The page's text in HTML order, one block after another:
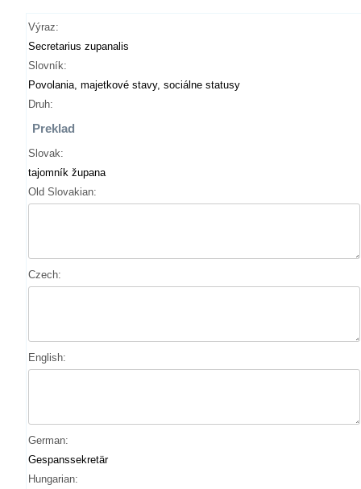
Výraz:
Secretarius zupanalis
Slovník:
Povolania, majetkové stavy, sociálne statusy
Druh:
Preklad
Slovak:
tajomník župana
Old Slovakian:
Czech:
English:
German:
Gespanssekretär
Hungarian: